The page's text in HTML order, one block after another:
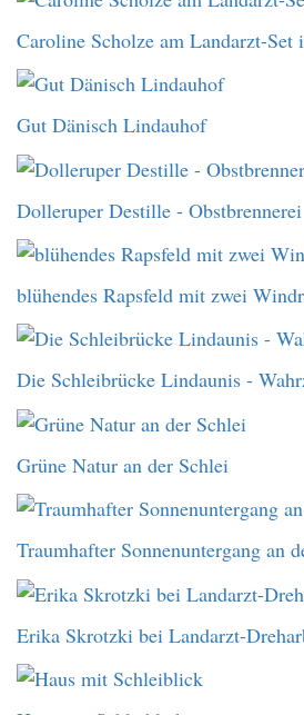
Caroline Scholze am Landarzt-Set
Gut Dänisch Lindauhof
Dolleruper Destille - Obstbrennerei
blühendes Rapsfeld mit zwei
Die Schleibrücke Lindaunis -
Grüne Natur an der Schlei
Traumhafter Sonnenuntergang an
Erika Skrotzki bei Landarzt-